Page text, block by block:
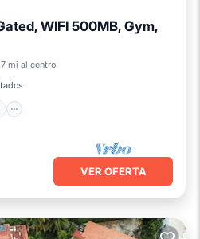
WIFI 500MB, Gym,
mi al centro
VER OFERTA